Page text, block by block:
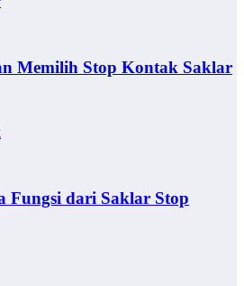
Memilih Stop Kontak Saklar
Fungsi dari Saklar Stop